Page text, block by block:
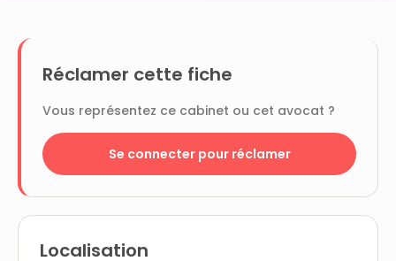
Réclamer cette fiche
Vous représentez ce cabinet ou cet avocat ?
Se connecter pour réclamer
Localisation